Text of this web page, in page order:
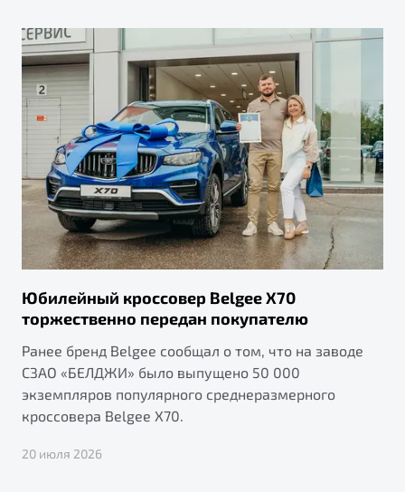
Обзор В наличии
X70
Универсальный кроссовер
от 2 499 990 ₽*
Обзор В наличии
Подробно
Автомобили в наличии
Тест-драйв
Автокредит
Спецпредложения
Belgee Плюс
Реферальная программа
Клиентская поддержка
Помощь на дорогах
Будьте еще более уверены на дорогах с программой
"Помощь на дорогах"
Преимущества программы
Юбилейный кроссовер Belgee X70
торжественно передан покупателю
Ранее бренд Belgee сообщал о том, что на заводе
СЗАО «БЕЛДЖИ» было выпущено 50 000
экземпляров популярного среднеразмерного
кроссовера Belgee X70.
20 июля 2026